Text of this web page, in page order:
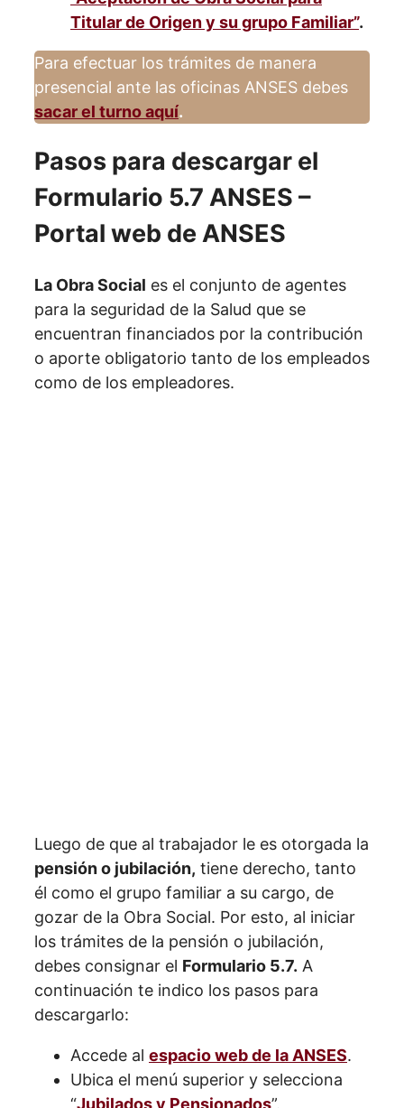
Titular de Origen y su grupo Familiar”.
Para efectuar los trámites de manera
presencial ante las oficinas ANSES debes
sacar el turno aquí.
Pasos para descargar el
Formulario 5.7 ANSES –
Portal web de ANSES
La Obra Social es el conjunto de agentes
para la seguridad de la Salud que se
encuentran financiados por la contribución
o aporte obligatorio tanto de los empleados
como de los empleadores.
Luego de que al trabajador le es otorgada la
pensión o jubilación, tiene derecho, tanto
él como el grupo familiar a su cargo, de
gozar de la Obra Social. Por esto, al iniciar
los trámites de la pensión o jubilación,
debes consignar el Formulario 5.7. A
continuación te indico los pasos para
descargarlo:
Accede al espacio web de la ANSES.
Ubica el menú superior y selecciona
“Jubilados y Pensionados”.